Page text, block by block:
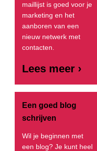
maillijst is goed voor je
marketing en het
aanboren van een
nieuw netwerk met
contacten.
Lees meer ›
Een goed blog
schrijven
Wil je beginnen met
een blog? Je kunt heel